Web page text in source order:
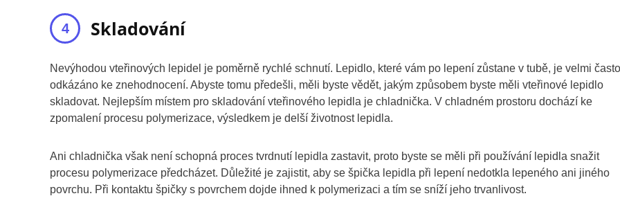
Skladování
Nevýhodou vteřinových lepidel je poměrně rychlé schnutí. Lepidlo, které vám po lepení zůstane v tubě, je velmi často
odkázáno ke znehodnocení. Abyste tomu předešli, měli byste vědět, jakým způsobem byste měli vteřinové lepidlo
skladovat. Nejlepším místem pro skladování vteřinového lepidla je chladnička. V chladném prostoru dochází ke
zpomalení procesu polymerizace, výsledkem je delší životnost lepidla.
Ani chladnička však není schopná proces tvrdnutí lepidla zastavit, proto byste se měli při používání lepidla snažit
procesu polymerizace předcházet. Důležité je zajistit, aby se špička lepidla při lepení nedotkla lepeného ani jiného
povrchu. Při kontaktu špičky s povrchem dojde ihned k polymerizaci a tím se sníží jeho trvanlivost.